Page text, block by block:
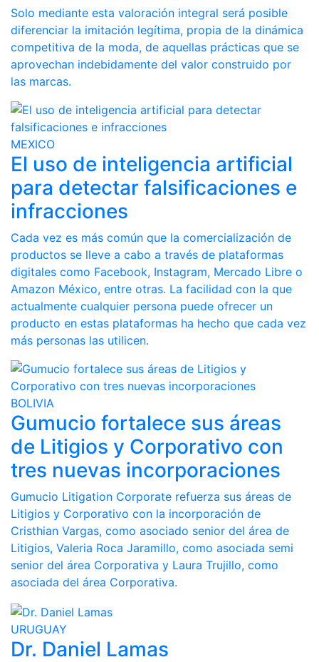
Solo mediante esta valoración integral será posible
diferenciar la imitación legítima, propia de la dinámica
competitiva de la moda, de aquellas prácticas que se
aprovechan indebidamente del valor construido por
las marcas.
MEXICO
El uso de inteligencia artificial
para detectar falsificaciones e
infracciones
Cada vez es más común que la comercialización de
productos se lleve a cabo a través de plataformas
digitales como Facebook, Instagram, Mercado Libre o
Amazon México, entre otras. La facilidad con la que
actualmente cualquier persona puede ofrecer un
producto en estas plataformas ha hecho que cada vez
más personas las utilicen.
BOLIVIA
Gumucio fortalece sus áreas
de Litigios y Corporativo con
tres nuevas incorporaciones
Gumucio Litigation Corporate refuerza sus áreas de
Litigios y Corporativo con la incorporación de
Cristhian Vargas, como asociado senior del área de
Litigios, Valeria Roca Jaramillo, como asociada semi
senior del área Corporativa y Laura Trujillo, como
asociada del área Corporativa.
URUGUAY
Dr. Daniel Lamas